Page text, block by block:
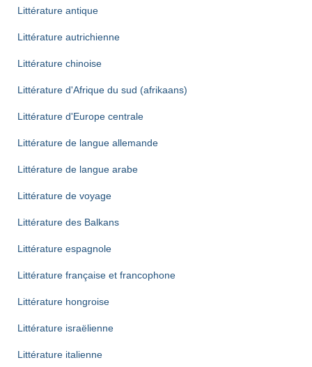
Littérature antique
Littérature autrichienne
Littérature chinoise
Littérature d'Afrique du sud (afrikaans)
Littérature d'Europe centrale
Littérature de langue allemande
Littérature de langue arabe
Littérature de voyage
Littérature des Balkans
Littérature espagnole
Littérature française et francophone
Littérature hongroise
Littérature israëlienne
Littérature italienne